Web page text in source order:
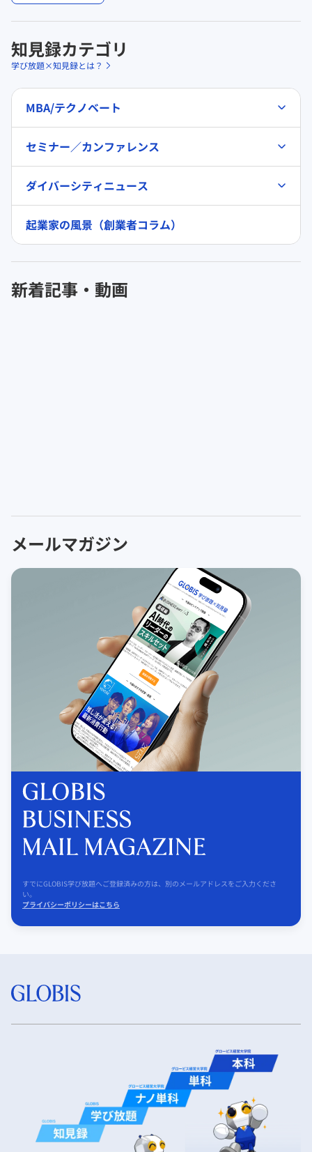
知見録カテゴリ
学び放題×知見録とは？
MBA/テクノベート
セミナー／カンファレンス
ダイバーシティニュース
起業家の風景（創業者コラム）
新着記事・動画
メールマガジン
すでにGLOBIS学び放題へご登録済みの方は、別のメールアドレスをご入力くださ
い。
プライバシーポリシーはこちら